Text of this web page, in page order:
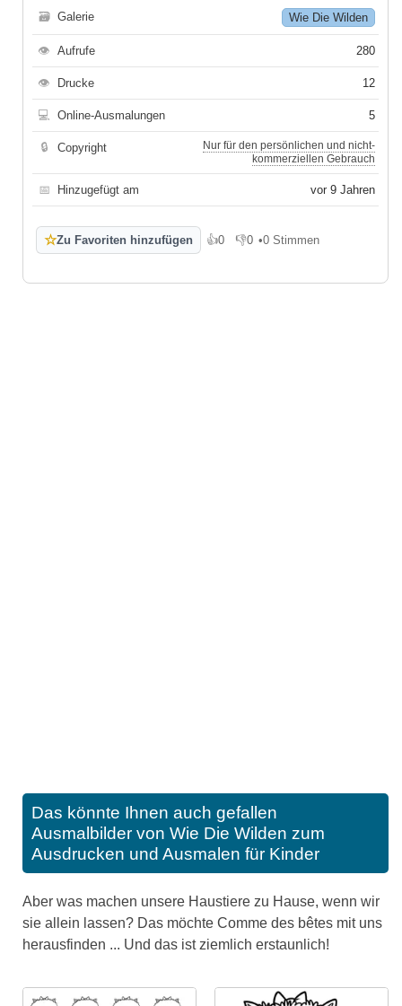
🗃 Galerie Wie Die Wilden
👁 Aufrufe 280
👁 Drucke 12
💻 Online-Ausmalungen 5
🔒 Copyright
Nur für den persönlichen und nicht-
kommerziellen Gebrauch
📅 Hinzugefügt am vor 9 Jahren
☆Zu Favoriten hinzufügen 👍0
Gefällt mir
👎0
Gefällt mir nicht
•0 Stimmen
Das könnte Ihnen auch gefallen
Ausmalbilder von Wie Die Wilden zum
Ausdrucken und Ausmalen für Kinder
Aber was machen unsere Haustiere zu Hause, wenn wir
sie allein lassen? Das möchte Comme des bêtes mit uns
herausfinden ... Und das ist ziemlich erstaunlich!